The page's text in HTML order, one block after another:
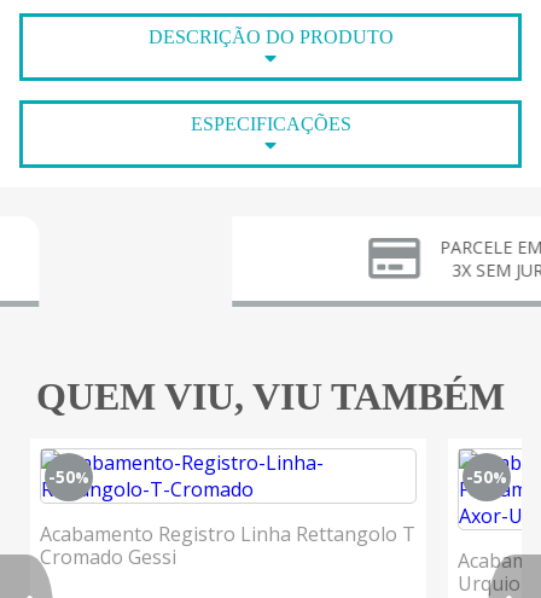
DESCRIÇÃO DO PRODUTO
ESPECIFICAÇÕES
PARCELE EM ATÉ
3X SEM JUROS
QUEM VIU, VIU TAMBÉM
-50%
Acabamento Registro Linha Rettangolo T
Cromado Gessi
-50%